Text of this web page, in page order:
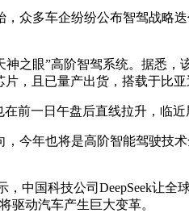
多车企纷纷公布智驾战略迭
眼”高阶智驾系统。据悉，
，且已量产出货，搭载于比亚
一日午盘后直线拉升，临近
年也将是高阶智能驾驶技
国科技公司DeepSeek让全
驱动汽车产生巨大变革。